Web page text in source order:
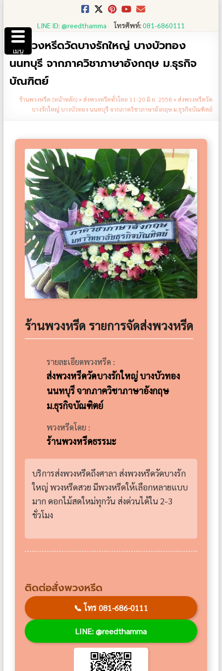
content
LINE ID: @reedthamma โทรศัพท์:081-6860111
ส่งพวงหรีดวัดบางรักใหญ่ บางบัวทอง
นนทบุรี จากภาควิชาภาษาอังกฤษ ม.ธุรกิจ
บัณฑิตย์
ร้านพวงหรีด (หน้าหลัก)»ส่งพวงหรีดทั่วไทย 11-20 มิ.ย. 2558»ส่งพวงหรีดวัด
บางรักใหญ่ บางบัวทอง นนทบุรี จากภาควิชาภาษาอังกฤษ ม.ธุรกิจบัณฑิตย์
ร้านพวงหรีด รายการจัดส่งพวงหรีด
รายละเอียดพวงหรีด :
ส่งพวงหรีดวัดบางรักใหญ่ บางบัวทอง
นนทบุรี จากภาควิชาภาษาอังกฤษ
ม.ธุรกิจบัณฑิตย์
พวงหรีดโดย :
ร้านพวงหรีดธรรมะ
บริการส่งพวงหรีดถึงศาลา ส่งพวงหรีดวัดบางรัก
ใหญ่ พวงหรีดสวย มีพวงหรีดให้เลือกหลายแบบ
มาก ดอกไม้สดใหม่ทุกวัน ส่งด่วนได้ใน 2-3
ชั่วโมง
ติดต่อสั่งพวงหรีด
📞โทร 081-686-0111
LINE: @reedthamma
เมนู